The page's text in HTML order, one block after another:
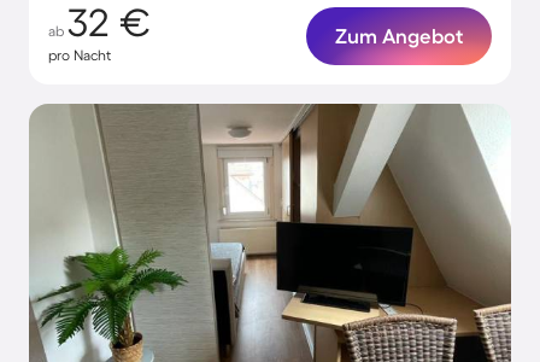
ab 32 €
pro Nacht
Zum Angebot